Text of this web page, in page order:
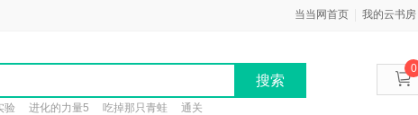
当当网首页 我的云书房
搜索
验 进化的力量5 吃掉那只青蛙 通关
0